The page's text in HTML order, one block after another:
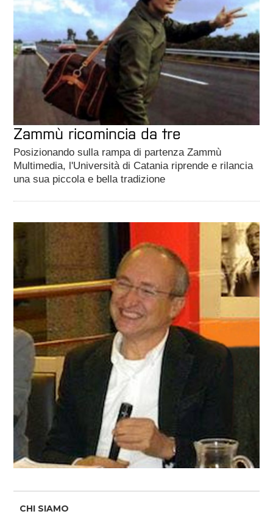
Zammù ricomincia da tre
Posizionando sulla rampa di partenza Zammù
Multimedia, l'Università di Catania riprende e rilancia
una sua piccola e bella tradizione
CHI SIAMO